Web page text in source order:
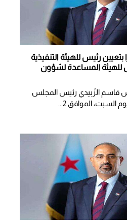
بتعيين رئيس للهيئة التنفيذية
للهيئة المساعدة لشؤون
قاسم الزُبيدي رئيس المجلس
السبت، الموافق 2...